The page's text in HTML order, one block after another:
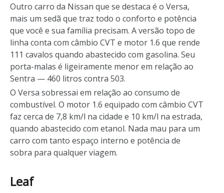
Outro carro da Nissan que se destaca é o Versa,
mais um sedã que traz todo o conforto e potência
que você e sua família precisam. A versão topo de
linha conta com câmbio CVT e motor 1.6 que rende
111 cavalos quando abastecido com gasolina. Seu
porta-malas é ligeiramente menor em relação ao
Sentra — 460 litros contra 503.
O Versa sobressai em relação ao consumo de
combustível. O motor 1.6 equipado com câmbio CVT
faz cerca de 7,8 km/l na cidade e 10 km/l na estrada,
quando abastecido com etanol. Nada mau para um
carro com tanto espaço interno e potência de
sobra para qualquer viagem.
Leaf